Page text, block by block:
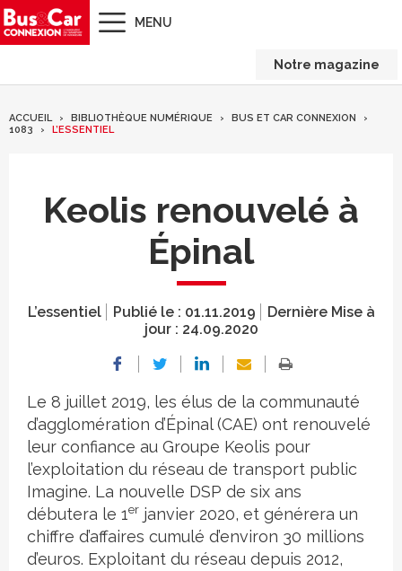
MENU
Notre magazine
ACCUEIL BIBLIOTHÈQUE NUMÉRIQUE
BUS ET CAR CONNEXION
1083
L’ESSENTIEL
Keolis renouvelé à
Épinal
L’essentiel Publié le : 01.11.2019
Dernière Mise à
jour : 24.09.2020
Le 8 juillet 2019, les élus de la communauté
d’agglomération d’Épinal (CAE) ont renouvelé
leur confiance au Groupe Keolis pour
l’exploitation du réseau de transport public
Imagine. La nouvelle DSP de six ans
débutera le 1er janvier 2020, et générera un
chiffre d’affaires cumulé d’environ 30 millions
d’euros. Exploitant du réseau depuis 2012,